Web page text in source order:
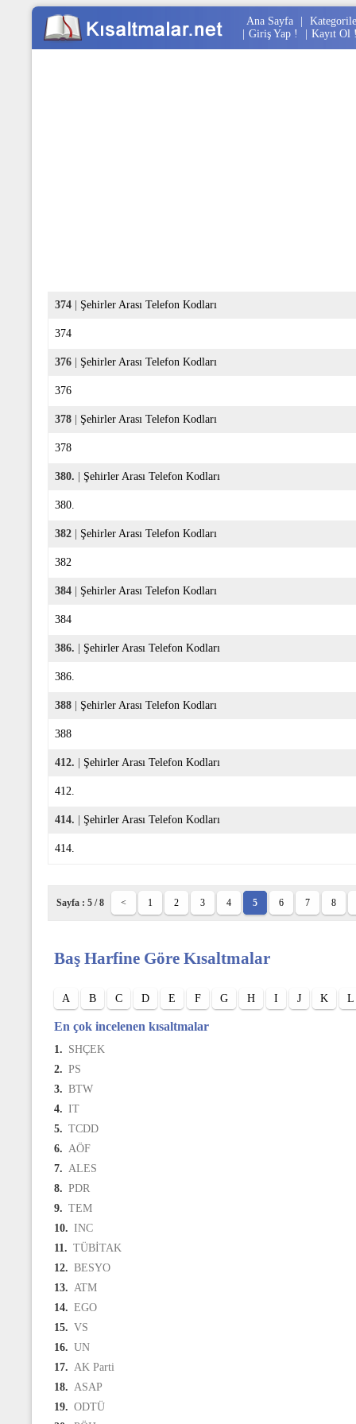
Ana Sayfa
Giriş Yap ! Kayıt Ol
374 Şehirler Arası Telefon Kodları
374
376 Şehirler Arası Telefon Kodları
376
378 Şehirler Arası Telefon Kodları
378
380. Şehirler Arası Telefon Kodları
380.
382 Şehirler Arası Telefon Kodları
382
384 Şehirler Arası Telefon Kodları
384
386. Şehirler Arası Telefon Kodları
386.
388 Şehirler Arası Telefon Kodları
388
412. Şehirler Arası Telefon Kodları
412.
414. Şehirler Arası Telefon Kodları
414.
Sayfa : 5 / 8 < 1 2 3 4 5 6 7 8
Baş Harfine Göre Kısaltmalar
A B C D E F G H I J K L
En çok incelenen kısaltmalar
1. SHÇEK
2. PS
3. BTW
4. IT
5. TCDD
6. AÖF
7. ALES
8. PDR
9. TEM
10. INC
11. TÜBİTAK
12. BESYO
13. ATM
14. EGO
15. VS
16. UN
17. AK Parti
18. ASAP
19. ODTÜ